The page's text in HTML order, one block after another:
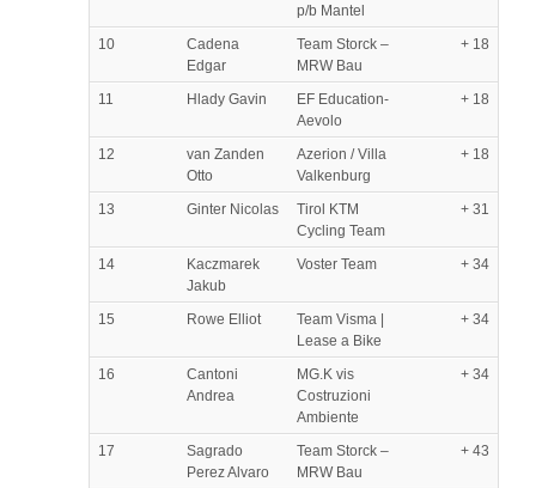
p/b Mantel
10
Cadena
Edgar
Team Storck –
MRW Bau
+ 18
11 Hlady Gavin
EF Education-
Aevolo
+ 18
12
van Zanden
Otto
Azerion / Villa
Valkenburg
+ 18
13 Ginter Nicolas
Tirol KTM
Cycling Team
+ 31
14
Kaczmarek
Jakub
Voster Team + 34
15 Rowe Elliot
Team Visma |
Lease a Bike
+ 34
16
Cantoni
Andrea
MG.K vis
Costruzioni
Ambiente
+ 34
17
Sagrado
Perez Alvaro
Team Storck –
MRW Bau
+ 43